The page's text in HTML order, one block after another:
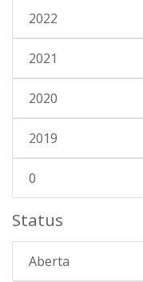
2022
2021
2020
2019
0
Status
Aberta